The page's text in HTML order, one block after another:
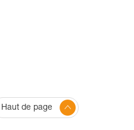
Haut de page